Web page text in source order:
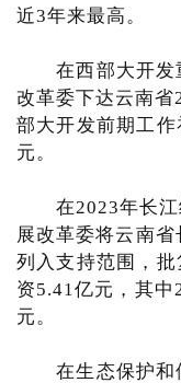
近3年来最高。
在西部大开发
改革委下达云南
部大开发前期工
元。
在2023年长江
展改革委将云南
列入支持范围，
资5.41亿元，其
元。
在生态保护和